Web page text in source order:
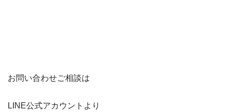
お問い合わせご相談は
LINE公式アカウントより